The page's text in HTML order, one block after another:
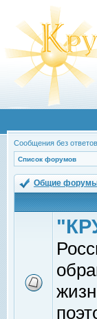
Сообщения без ответов
Список форумов
Общие